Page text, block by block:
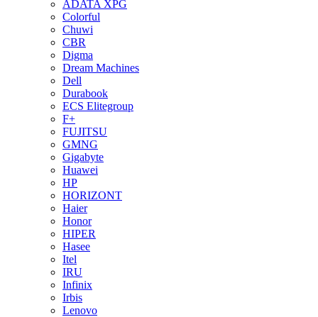
ADATA XPG
Colorful
Chuwi
CBR
Digma
Dream Machines
Dell
Durabook
ECS Elitegroup
F+
FUJITSU
GMNG
Gigabyte
Huawei
HP
HORIZONT
Haier
Honor
HIPER
Hasee
Itel
IRU
Infinix
Irbis
Lenovo